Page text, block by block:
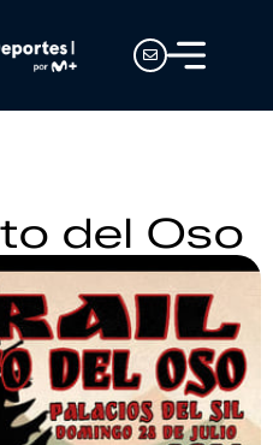
del Oso